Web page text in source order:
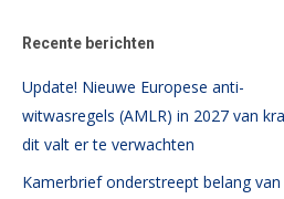
Recente berichten
Update! Nieuwe Europese anti-
witwasregels (AMLR) in 2027 van
dit valt er te verwachten
Kamerbrief onderstreept belang van